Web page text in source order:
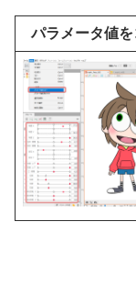
パラメータ値